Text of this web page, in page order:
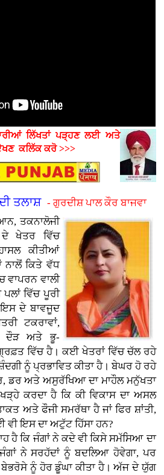
ਲਿੱਖਤਾਂ ਪੜ੍ਹਣ ਲਈ ਅਤੇ
ਕਲਿੱਕ ਕਰੋ >>>
ਤਲਾਸ਼- ਗੁਰਦੀਸ਼ ਪਾਲ ਕੌਰ ਬਾਜਵਾ
ਤਕਨਾਲੋਜੀ
ਖੇਤਰ ਵਿੱਚ
ਕੀਤੀਆਂ
ਕਿਤੇ ਵੱਧ
ਵਾਪਰਨ ਵਾਲੀ
ਵਿੱਚ ਪੂਰੀ
ਦੇ ਬਾਵਜੂਦ
ਟਕਰਾਵਾਂ,
ਦੌੜ ਅਤੇ ਭੂ-
ਵਿੱਚ ਹੈ। ਕਈ ਖੇਤਰਾਂ ਵਿੱਚ ਚੱਲ ਰਹੇ
ਨੂੰ ਪ੍ਰਭਾਵਿਤ ਕੀਤਾ ਹੈ। ਬੇਘਰ ਹੋ ਰਹੇ
ਡਰ ਅਤੇ ਅਸੁਰੱਖਿਆ ਦਾ ਮਾਹੌਲ ਮਨੁੱਖਤਾ
ਕਰਦਾ ਹੈ ਕਿ ਕੀ ਵਿਕਾਸ ਦਾ ਅਸਲ
ਅਤੇ ਫੌਜੀ ਸਮਰੱਥਾ ਹੈ ਜਾਂ ਫਿਰ ਸ਼ਾਂਤੀ,
ਇਸ ਦਾ ਅਟੁੱਟ ਹਿੱਸਾ ਹਨ?
ਹੈ ਕਿ ਜੰਗਾਂ ਨੇ ਕਦੇ ਵੀ ਕਿਸੇ ਸਮੱਸਿਆ ਦਾ
ਨੇ ਸਰਹੱਦਾਂ ਨੂੰ ਬਦਲਿਆ ਹੋਵੇਗਾ, ਪਰ
ਨੂੰ ਹੋਰ ਡੂੰਘਾ ਕੀਤਾ ਹੈ। ਅੱਜ ਦੇ ਯੁੱਗ